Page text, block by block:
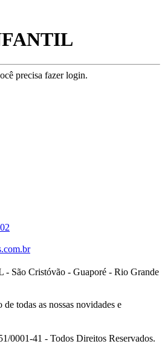
precisa fazer login.
- São Cristóvão - Guaporé - Rio Grande
todas as nossas novidades e
0001-41 - Todos Direitos Reservados.